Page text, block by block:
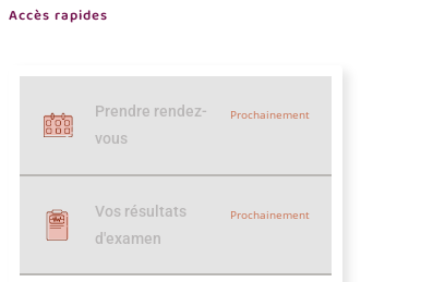
Accès rapides
Prendre rendez-
vous
Prochainement
Vos résultats
d'examen
Prochainement